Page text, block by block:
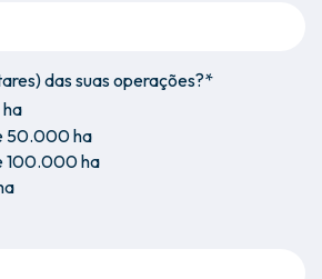
das suas operações?*
50.000 ha
100.000 ha